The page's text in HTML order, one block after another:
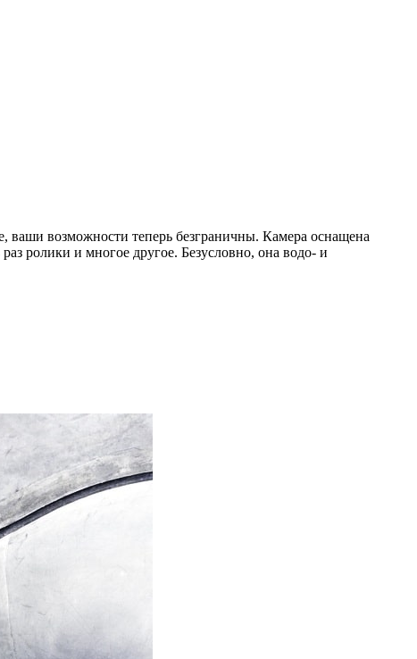
возможности теперь безграничны. Камера оснащена
ролики и многое другое. Безусловно, она водо- и